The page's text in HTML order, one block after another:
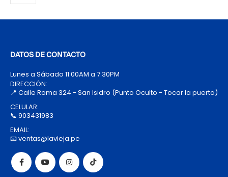
DATOS DE CONTACTO
Lunes a Sábado 11:00AM a 7:30PM
DIRECCIÓN:
📍 Calle Roma 324 - San Isidro (Punto Oculto - Tocar la puerta)
CELULAR:
📞 903431983
EMAIL:
📧 ventas@lavieja.pe